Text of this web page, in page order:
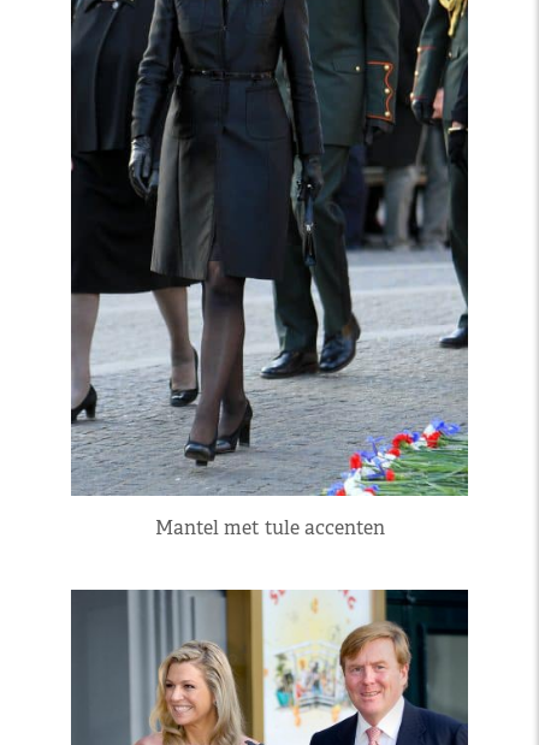
Mantel met tule accenten